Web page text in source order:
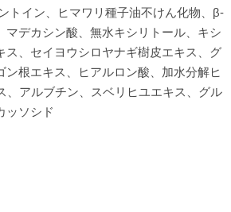
トイン、ヒマワリ種子油不けん化物、β-
デカシン酸、無水キシリトール、キシ
、セイヨウシロヤナギ樹皮エキス、グ
根エキス、ヒアルロン酸、加水分解ヒ
、アルブチン、スベリヒユエキス、グル
ッソシド